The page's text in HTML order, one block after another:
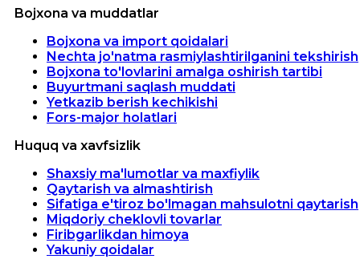
Bojxona va muddatlar
Bojxona va import qoidalari
Nechta jo'natma rasmiylashtirilganini tekshirish
Bojxona to'lovlarini amalga oshirish tartibi
Buyurtmani saqlash muddati
Yetkazib berish kechikishi
Fors-major holatlari
Huquq va xavfsizlik
Shaxsiy ma'lumotlar va maxfiylik
Qaytarish va almashtirish
Sifatiga e'tiroz bo'lmagan mahsulotni qaytarish
Miqdoriy cheklovli tovarlar
Firibgarlikdan himoya
Yakuniy qoidalar